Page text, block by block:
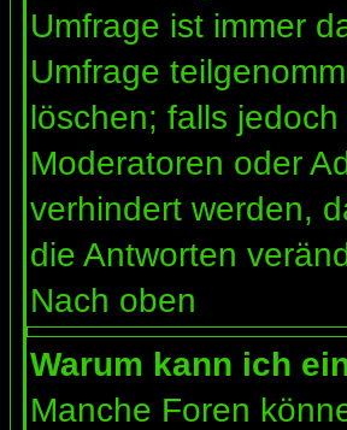
Umfrage ist immer
Umfrage
löschen; falls
Moderatoren oder
verhindert werden,
die Antworten
Nach oben
Warum kann ich
Manche Foren